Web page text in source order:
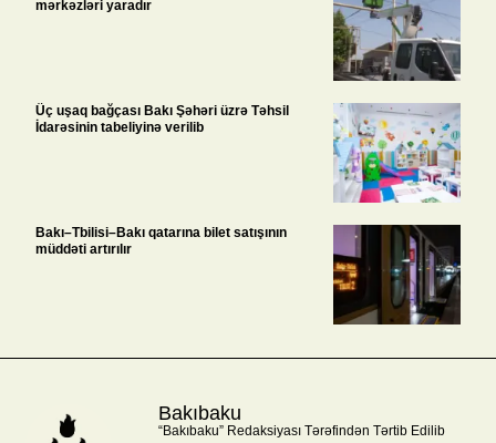
mərkəzləri yaradır
Üç uşaq bağçası Bakı Şəhəri üzrə Təhsil
İdarəsinin tabeliyinə verilib
Bakı–Tbilisi–Bakı qatarına bilet satışının
müddəti artırılır
Bakıbaku
“Bakıbaku” Redaksiyası Tərəfindən Tərtib Edilib